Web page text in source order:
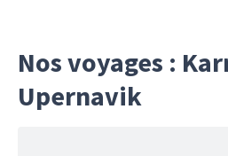
Nos voyages :
Upernavik